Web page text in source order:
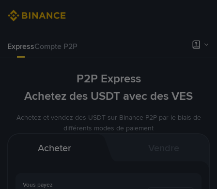
ExpressCompte P2P
P2P Express
Achetez des USDT avec des VES
Achetez et vendez des USDT sur Binance P2P par le biais de
différents modes de paiement
Acheter
Vous payez